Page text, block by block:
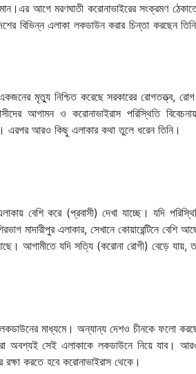
আগে মরণঘাতী করোনাভাইরের সংক্রমণ
বিভিন্ন এলাকা লকডাউন করার চিন্তা করছেন
মৃত্যু নিশ্চিত করেছে সরকারের রোগতত্ত্ব,
আগামন ও করোনাভাইরাস পরিস্থিতি
এরপর আরও কিছু এলাকার কথা তুলে ধরেন তিনি।
এলাকায় বেশি করে (প্রবাসী) দেখা যাচ্ছে। যদি
মাদারীপুর এলাকার, সেখানে কোয়ারেন্টিনে বেশি
আগামীতে যদি সত্যি (করোনা রোগী) বেড়ে যায়,
লকডাউনের মাধ্যমে। অন্যান্য দেশও চীনকে ফলো
সেই এলাকাকে লকডাউনে নিয়ে যাব। আরও
করতে হবে করোনাভাইরাস থেকে।